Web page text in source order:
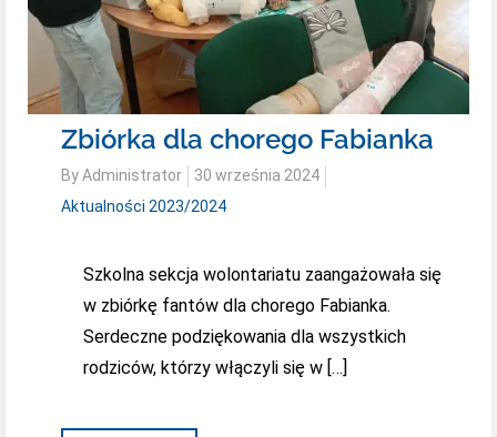
Zbiórka dla chorego Fabianka
ByAdministrator
Posted
on
30 września 2024
Aktualności 2023/2024
Szkolna sekcja wolontariatu zaangażowała się
w zbiórkę fantów dla chorego Fabianka.
Serdeczne podziękowania dla wszystkich
rodziców, którzy włączyli się w […]